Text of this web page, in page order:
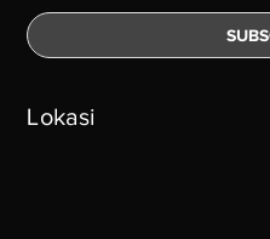
Lokasi